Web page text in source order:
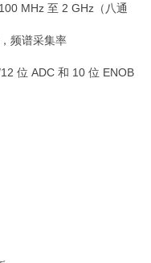
MHz 至 2 GHz（八通
频谱采集率
位 ADC 和 10 位 ENOB